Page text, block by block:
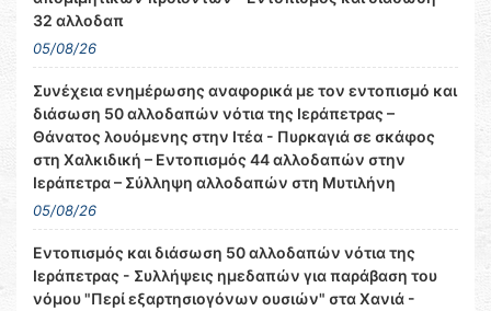
32 αλλοδαπ
05/08/26
Συνέχεια ενημέρωσης αναφορικά με τον εντοπισμό και
διάσωση 50 αλλοδαπών νότια της Ιεράπετρας –
Θάνατος λουόμενης στην Ιτέα - Πυρκαγιά σε σκάφος
στη Χαλκιδική – Εντοπισμός 44 αλλοδαπών στην
Ιεράπετρα – Σύλληψη αλλοδαπών στη Μυτιλήνη
05/08/26
Εντοπισμός και διάσωση 50 αλλοδαπών νότια της
Ιεράπετρας - Συλλήψεις ημεδαπών για παράβαση του
νόμου "Περί εξαρτησιογόνων ουσιών" στα Χανιά -